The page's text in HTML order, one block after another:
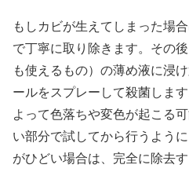
もしカビが生えてしまった場
で丁寧に取り除きます。その
も使えるもの）の薄め液に浸
ールをスプレーして殺菌しま
よって色落ちや変色が起こる
い部分で試してから行うよう
がひどい場合は、完全に除去